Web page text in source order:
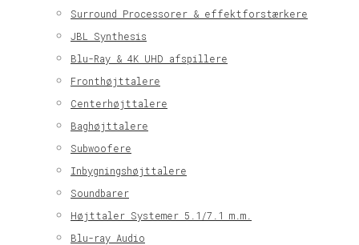
Surround Processorer & effektforstærkere
JBL Synthesis
Blu-Ray & 4K UHD afspillere
Fronthøjttalere
Centerhøjttalere
Baghøjttalere
Subwoofere
Inbygningshøjttalere
Soundbarer
Højttaler Systemer 5.1/7.1 m.m.
Blu-ray Audio